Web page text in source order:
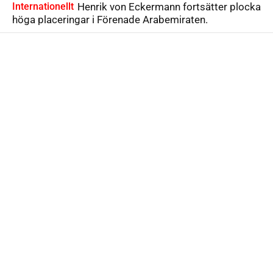
Internationellt Henrik von Eckermann fortsätter plocka
höga placeringar i Förenade Arabemiraten.